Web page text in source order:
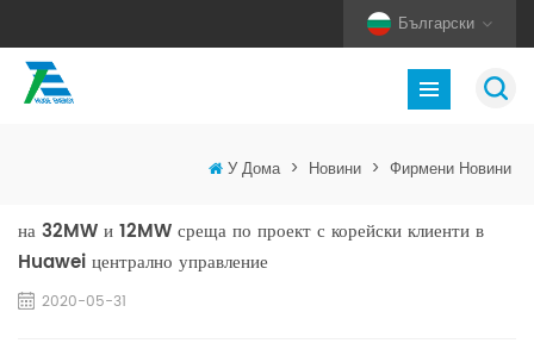
Български
У Дома > Новини > Фирмени Новини
на 32MW и 12MW среща по проект с корейски клиенти в
Huawei централно управление
2020-05-31